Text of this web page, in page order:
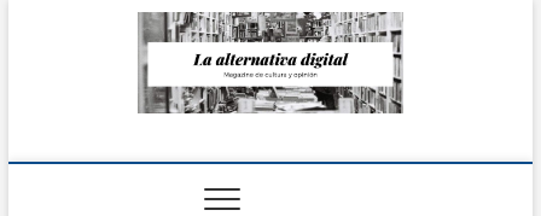
La Alternativa